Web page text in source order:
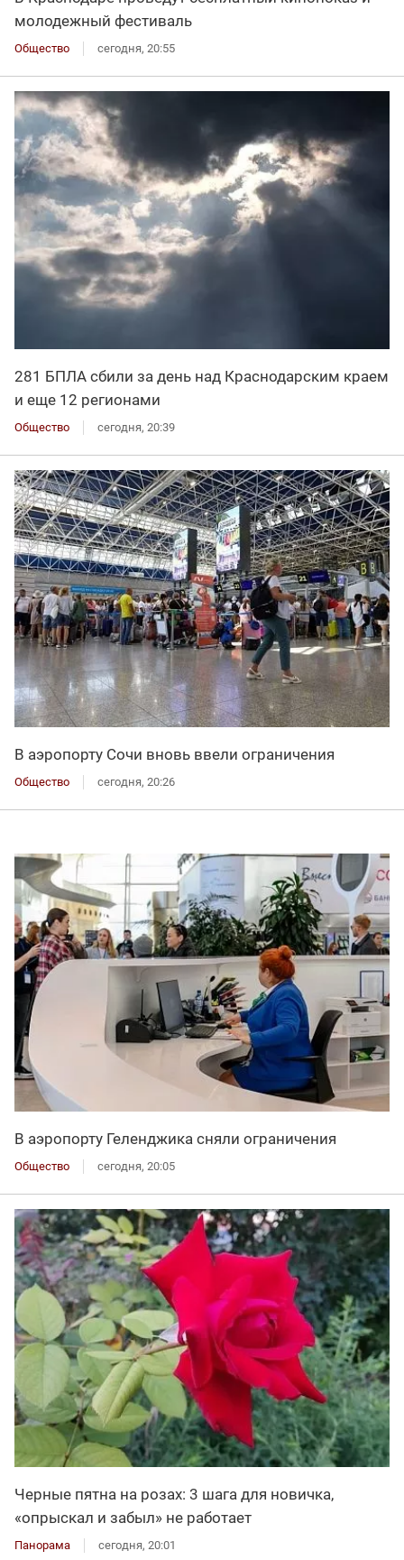
молодежный фестиваль
Общество сегодня, 20:55
281 БПЛА сбили за день над Краснодарским краем
и еще 12 регионами
Общество сегодня, 20:39
В аэропорту Сочи вновь ввели ограничения
Общество сегодня, 20:26
В аэропорту Геленджика сняли ограничения
Общество сегодня, 20:05
Черные пятна на розах: 3 шага для новичка,
«опрыскал и забыл» не работает
Панорама сегодня, 20:01